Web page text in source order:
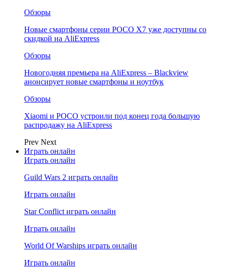
Обзоры
Новые смартфоны серии POCO X7 уже доступны со
скидкой на AliExpress
Обзоры
Новогодняя премьера на AliExpress – Blackview
анонсирует новые смартфоны и ноутбук
Обзоры
Xiaomi и POCO устроили под конец года большую
распродажу на AliExpress
Prev Next
Играть онлайн
Играть онлайн
Guild Wars 2 играть онлайн
Играть онлайн
Star Conflict играть онлайн
Играть онлайн
World Of Warships играть онлайн
Играть онлайн